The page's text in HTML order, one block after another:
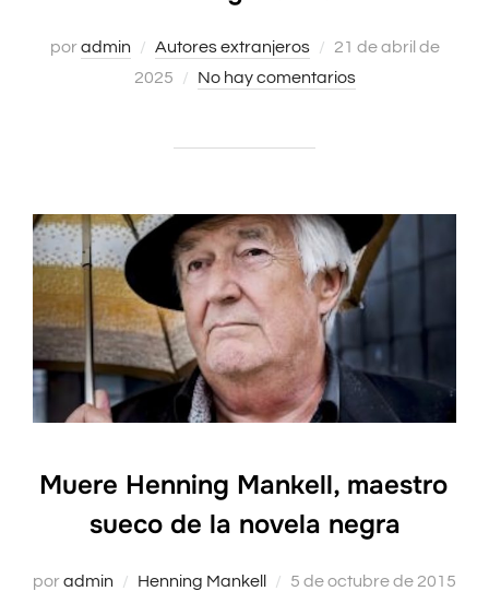
poradmin Autores extranjeros
Publicado
el
21 de abril de
2025
No hay comentarios
Muere Henning Mankell, maestro
sueco de la novela negra
poradmin Henning Mankell
Publicado
5 de octubre de 2015